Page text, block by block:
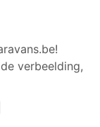
verbeelding,